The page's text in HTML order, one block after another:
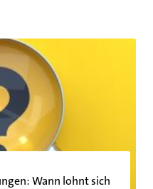
Wann lohnt sich
Wann lohnt sich das?